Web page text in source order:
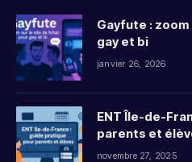
Gayfute :
gay et bi
janvier 26, 2026
ENT Île-de-
parents et
novembre 27, 2025